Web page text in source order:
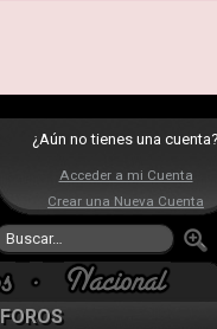
¿Aún no tienes una cuenta?
Acceder a mi Cuenta
Crear una Nueva Cuenta
FOROS